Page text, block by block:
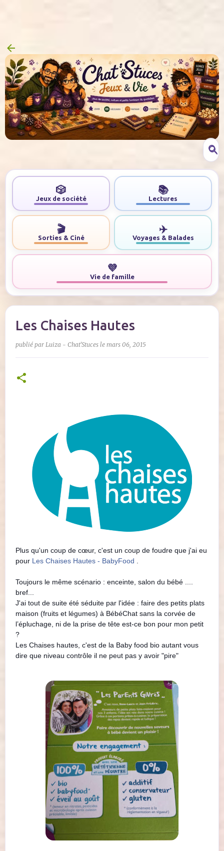
🎲
Jeux de société
📚
Lectures
🎬
Sorties & Ciné
✈️
Voyages & Balades
💜
Vie de famille
Les Chaises Hautes
publié par Luiza - Chat'Stuces le mars 06, 2015
Plus qu'un coup de cœur, c'est un coup de foudre que j'ai eu
pour Les Chaises Hautes - BabyFood
Toujours le même scénario : enceinte, salon du bébé ....
bref...
J'ai tout de suite été séduite par l'idée : faire des petits plats
maison (fruits et légumes) à BébéChat sans la corvée de
l’épluchage, ni de la prise de tête est-ce bon pour mon petit
?
Les Chaises hautes, c'est de la Baby food bio autant vous
dire que niveau contrôle il ne peut pas y avoir "pire"